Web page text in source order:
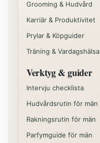
Grooming & Hudvård
Karriär & Produktivitet
Prylar & Köpguider
Träning & Vardagshälsa
Verktyg & guider
Intervju checklista
Hudvårdsrutin för män
Rakningsrutin för män
Parfymguide för män